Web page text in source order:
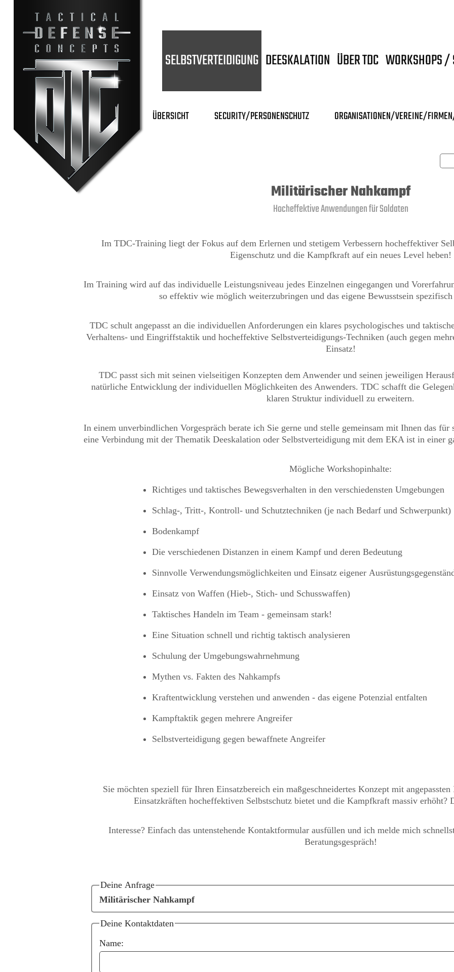
SELBSTVERTEIDIGUNG DEESKALATION ÜBER TDC WORKSHOPS /
ÜBERSICHT SECURITY/PERSONENSCHUTZ ORGANISATIONEN/VEREINE/
Militärischer Nahkampf
Hocheffektive Anwendungen für Soldaten
Im TDC-Training liegt der Fokus auf dem Erlernen und stetigem Verbessern hocheffektiver
Eigenschutz und die Kampfkraft auf ein neues Level heben!
Im Training wird auf das individuelle Leistungsniveau jedes Einzelnen eingegangen und
so effektiv wie möglich weiterzubringen und das eigene Bewusstsein
TDC schult angepasst an die individuellen Anforderungen ein klares psychologisches und
Verhaltens- und Eingriffstaktik und hocheffektive Selbstverteidigungs-Techniken (auch gegen
Einsatz!
TDC passt sich mit seinen vielseitigen Konzepten dem Anwender und seinen jeweiligen
natürliche Entwicklung der individuellen Möglichkeiten des Anwenders. TDC schafft die
klaren Struktur individuell zu erweitern.
In einem unverbindlichen Vorgespräch berate ich Sie gerne und stelle gemeinsam mit Ihnen das für
eine Verbindung mit der Thematik Deeskalation oder Selbstverteidigung mit dem EKA ist in einer
Mögliche Workshopinhalte:
Richtiges und taktisches Bewegsverhalten in den verschiedensten Umgebungen
Schlag-, Tritt-, Kontroll- und Schutztechniken (je nach Bedarf und Schwerpunkt)
Bodenkampf
Die verschiedenen Distanzen in einem Kampf und deren Bedeutung
Sinnvolle Verwendungsmöglichkeiten und Einsatz eigener
Einsatz von Waffen (Hieb-, Stich- und Schusswaffen)
Taktisches Handeln im Team - gemeinsam stark!
Eine Situation schnell und richtig taktisch analysieren
Schulung der Umgebungswahrnehmung
Mythen vs. Fakten des Nahkampfs
Kraftentwicklung verstehen und anwenden - das eigene Potenzial entfalten
Kampftaktik gegen mehrere Angreifer
Selbstverteidigung gegen bewaffnete Angreifer
Sie möchten speziell für Ihren Einsatzbereich ein maßgeschneidertes Konzept mit
Einsatzkräften hocheffektiven Selbstschutz bietet und die Kampfkraft massiv erhöht?
Interesse? Einfach das untenstehende Kontaktformular ausfüllen und ich melde mich
Beratungsgespräch!
Deine Anfrage
Militärischer Nahkampf
Deine Kontaktdaten
Name: